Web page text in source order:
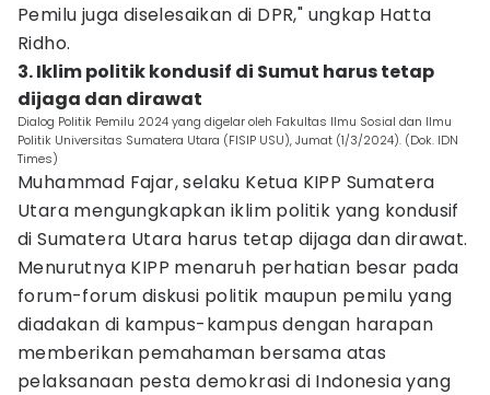
Pemilu juga diselesaikan di DPR," ungkap Hatta
Ridho.
3. Iklim politik kondusif di Sumut harus tetap
dijaga dan dirawat
Dialog Politik Pemilu 2024 yang digelar oleh Fakultas Ilmu Sosial dan Ilmu
Politik Universitas Sumatera Utara (FISIP USU), Jumat (1/3/2024). (Dok. IDN
Times)
Muhammad Fajar, selaku Ketua KIPP Sumatera
Utara mengungkapkan iklim politik yang kondusif
di Sumatera Utara harus tetap dijaga dan dirawat.
Menurutnya KIPP menaruh perhatian besar pada
forum-forum diskusi politik maupun pemilu yang
diadakan di kampus-kampus dengan harapan
memberikan pemahaman bersama atas
pelaksanaan pesta demokrasi di Indonesia yang